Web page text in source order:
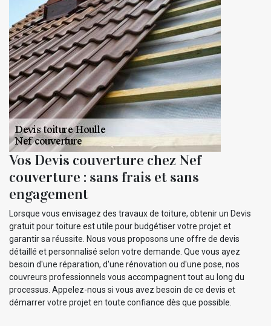
Vos Devis couverture chez Nef
couverture : sans frais et sans
engagement
Lorsque vous envisagez des travaux de toiture, obtenir un Devis
gratuit pour toiture est utile pour budgétiser votre projet et
garantir sa réussite. Nous vous proposons une offre de devis
détaillé et personnalisé selon votre demande. Que vous ayez
besoin d'une réparation, d'une rénovation ou d'une pose, nos
couvreurs professionnels vous accompagnent tout au long du
processus. Appelez-nous si vous avez besoin de ce devis et
démarrer votre projet en toute confiance dès que possible.